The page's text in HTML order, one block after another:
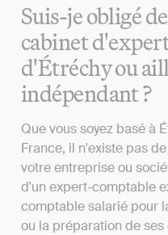
Suis-je obligé
cabinet
d'Étréchy ou
indépendant ?
Que vous soyez basé à
France, il n'existe pas
votre entreprise ou
d'un expert-comptable
comptable salarié pour
ou la préparation de